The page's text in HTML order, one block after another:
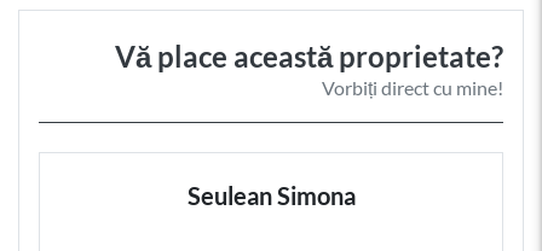
Vă place această proprietate?
Vorbiți direct cu mine!
Seulean Simona